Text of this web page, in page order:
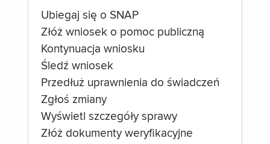
Ubiegaj się o SNAP
Złóż wniosek o pomoc publiczną
Kontynuacja wniosku
Śledź wniosek
Przedłuż uprawnienia do świadczeń
Zgłoś zmiany
Wyświetl szczegóły sprawy
Złóż dokumenty weryfikacyjne